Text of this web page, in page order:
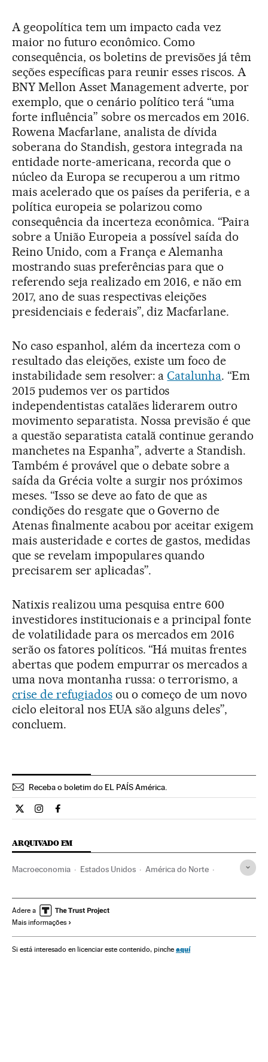
A geopolítica tem um impacto cada vez
maior no futuro econômico. Como
consequência, os boletins de previsões já têm
seções específicas para reunir esses riscos. A
BNY Mellon Asset Management adverte, por
exemplo, que o cenário político terá “uma
forte influência” sobre os mercados em 2016.
Rowena Macfarlane, analista de dívida
soberana do Standish, gestora integrada na
entidade norte-americana, recorda que o
núcleo da Europa se recuperou a um ritmo
mais acelerado que os países da periferia, e a
política europeia se polarizou como
consequência da incerteza econômica. “Paira
sobre a União Europeia a possível saída do
Reino Unido, com a França e Alemanha
mostrando suas preferências para que o
referendo seja realizado em 2016, e não em
2017, ano de suas respectivas eleições
presidenciais e federais”, diz Macfarlane.
No caso espanhol, além da incerteza com o
resultado das eleições, existe um foco de
instabilidade sem resolver: aCatalunha. “Em
2015 pudemos ver os partidos
independentistas catalães liderarem outro
movimento separatista. Nossa previsão é que
a questão separatista catalã continue gerando
manchetes na Espanha”, adverte a Standish.
Também é provável que o debate sobre a
saída da Grécia volte a surgir nos próximos
meses. “Isso se deve ao fato de que as
condições do resgate que o Governo de
Atenas finalmente acabou por aceitar exigem
mais austeridade e cortes de gastos, medidas
que se revelam impopulares quando
precisarem ser aplicadas”.
Natixis realizou uma pesquisa entre 600
investidores institucionais e a principal fonte
de volatilidade para os mercados em 2016
serão os fatores políticos. “Há muitas frentes
abertas que podem empurrar os mercados a
uma nova montanha russa: o terrorismo, a
crise de refugiadosou o começo de um novo
ciclo eleitoral nos EUA são alguns deles”,
concluem.
Receba o boletim do EL PAÍS América.
Economia El País Brasil en Twitter
Economia El País Brasil en Instagram
Economia El País Brasil en Facebook
ARQUIVADO EM
Macroeconomia Estados Unidos América do Norte
Adere a
Mais informações
Si está interesado en licenciar este contenido, pinche aquí